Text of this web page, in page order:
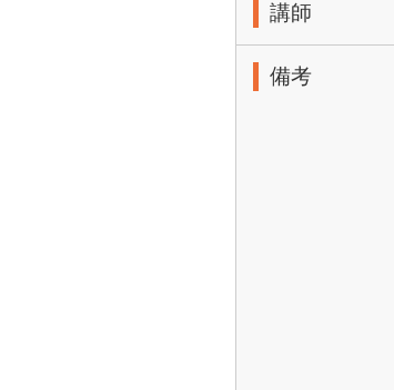
講師
備考